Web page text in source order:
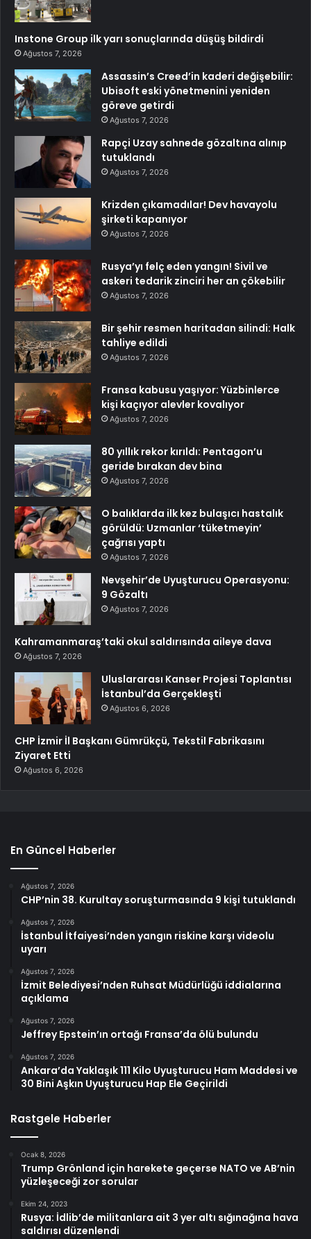
Instone Group ilk yarı sonuçlarında düşüş bildirdi
Ağustos 7, 2026
Assassin’s Creed’in kaderi değişebilir:
Ubisoft eski yönetmenini yeniden
göreve getirdi
Ağustos 7, 2026
Rapçi Uzay sahnede gözaltına alınıp
tutuklandı
Ağustos 7, 2026
Krizden çıkamadılar! Dev havayolu
şirketi kapanıyor
Ağustos 7, 2026
Rusya’yı felç eden yangın! Sivil ve
askeri tedarik zinciri her an çökebilir
Ağustos 7, 2026
Bir şehir resmen haritadan silindi: Halk
tahliye edildi
Ağustos 7, 2026
Fransa kabusu yaşıyor: Yüzbinlerce
kişi kaçıyor alevler kovalıyor
Ağustos 7, 2026
80 yıllık rekor kırıldı: Pentagon’u
geride bırakan dev bina
Ağustos 7, 2026
O balıklarda ilk kez bulaşıcı hastalık
görüldü: Uzmanlar ‘tüketmeyin’
çağrısı yaptı
Ağustos 7, 2026
Nevşehir’de Uyuşturucu Operasyonu:
9 Gözaltı
Ağustos 7, 2026
Kahramanmaraş’taki okul saldırısında aileye dava
Ağustos 7, 2026
Uluslararası Kanser Projesi Toplantısı
İstanbul’da Gerçekleşti
Ağustos 6, 2026
CHP İzmir İl Başkanı Gümrükçü, Tekstil Fabrikasını
Ziyaret Etti
Ağustos 6, 2026
En Güncel Haberler
Ağustos 7, 2026
CHP’nin 38. Kurultay soruşturmasında 9 kişi tutuklandı
Ağustos 7, 2026
İstanbul İtfaiyesi’nden yangın riskine karşı videolu
uyarı
Ağustos 7, 2026
İzmit Belediyesi’nden Ruhsat Müdürlüğü iddialarına
açıklama
Ağustos 7, 2026
Jeffrey Epstein’ın ortağı Fransa’da ölü bulundu
Ağustos 7, 2026
Ankara’da Yaklaşık 111 Kilo Uyuşturucu Ham Maddesi ve
30 Bini Aşkın Uyuşturucu Hap Ele Geçirildi
Rastgele Haberler
Ocak 8, 2026
Trump Grönland için harekete geçerse NATO ve AB’nin
yüzleşeceği zor sorular
Ekim 24, 2023
Rusya: İdlib’de militanlara ait 3 yer altı sığınağına hava
saldırısı düzenlendi